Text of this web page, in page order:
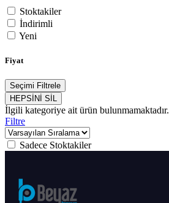
Stoktakiler
İndirimli
Yeni
Fiyat
Seçimi Filtrele
HEPSİNİ SİL
İlgili kategoriye ait ürün bulunmamaktadır.
Filtre
Sadece Stoktakiler